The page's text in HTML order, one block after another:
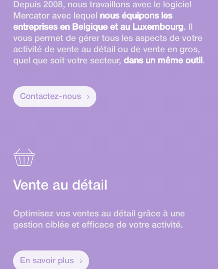
Depuis 2008, nous travaillons avec le logiciel
Mercator avec lequel nous équipons les
entreprises en Belgique et au Luxembourg. Il
vous permet de gérer tous les aspects de votre
activité de vente au détail ou de vente en gros,
quel que soit votre secteur, dans un même outil .
Contactez-nous
Vente au détail
Optimisez vos ventes au détail grâce à une
gestion ciblée et efficace de votre activité.
En savoir plus